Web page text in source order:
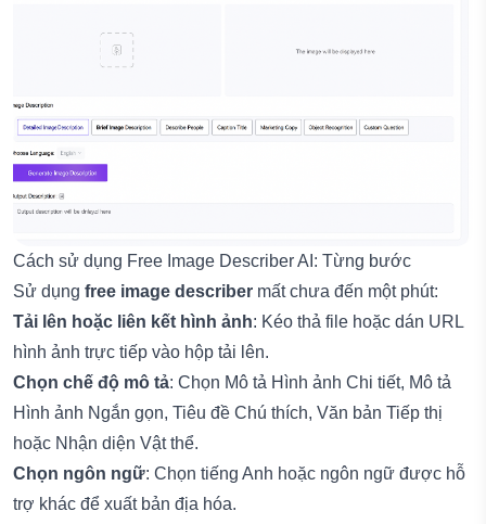
Cách sử dụng Free Image Describer AI: Từng bước
Sử dụng free image describer mất chưa đến một phút:
Tải lên hoặc liên kết hình ảnh: Kéo thả file hoặc dán URL
hình ảnh trực tiếp vào hộp tải lên.
Chọn chế độ mô tả: Chọn Mô tả Hình ảnh Chi tiết, Mô tả
Hình ảnh Ngắn gọn, Tiêu đề Chú thích, Văn bản Tiếp thị
hoặc Nhận diện Vật thể.
Chọn ngôn ngữ: Chọn tiếng Anh hoặc ngôn ngữ được hỗ
trợ khác để xuất bản địa hóa.